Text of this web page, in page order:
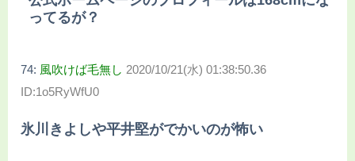
ってるが？
74: 風吹けば毛無し 2020/10/21(水) 01:38:50.36
ID:1o5RyWfU0
氷川きよしや平井堅がでかいのが怖い